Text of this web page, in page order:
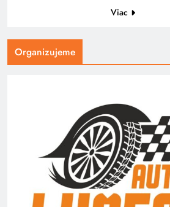
Viac
Organizujeme